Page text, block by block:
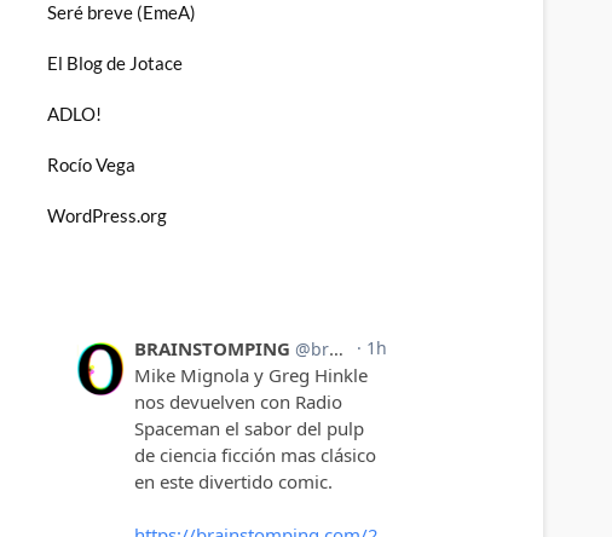
Seré breve (EmeA)
El Blog de Jotace
ADLO!
Rocío Vega
WordPress.org